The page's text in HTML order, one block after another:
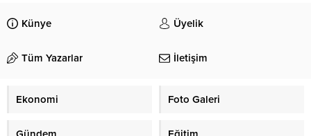
Künye Üyelik
Tüm Yazarlar İletişim
Ekonomi Foto Galeri